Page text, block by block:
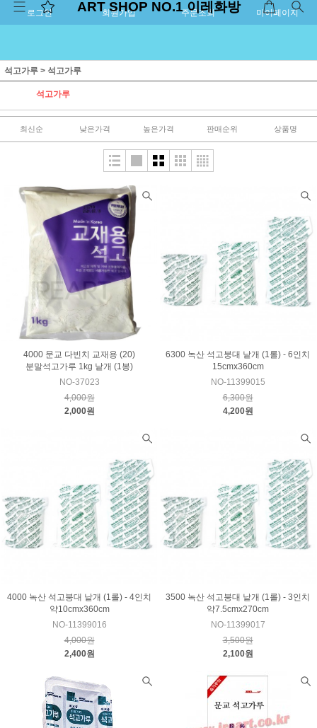
로그인 회원가입 주문조회 마이페이지
ART SHOP NO.1 이레화방
석고가루 > 석고가루
석고가루
최신순 낮은가격 높은가격 판매순위 상품명
4000 문교 다빈치 교재용 (20)
분말석고가루 1kg 낱개 (1봉)
NO-37023
4,000원
2,000원
6300 녹산 석고붕대 낱개 (1롤) - 6인치
15cmx360cm
NO-11399015
6,300원
4,200원
4000 녹산 석고붕대 낱개 (1롤) - 4인치
약10cmx360cm
NO-11399016
4,000원
2,400원
3500 녹산 석고붕대 낱개 (1롤) - 3인치
약7.5cmx270cm
NO-11399017
3,500원
2,100원